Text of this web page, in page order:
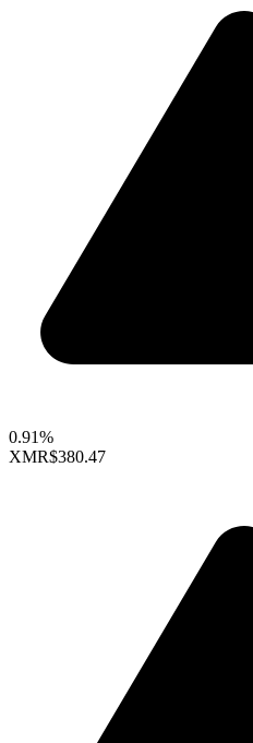
0.91%
XMR$380.47